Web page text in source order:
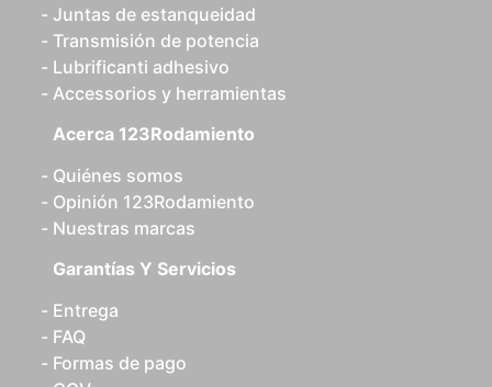
Juntas de estanqueidad
Transmisión de potencia
Lubrificanti adhesivo
Accessorios y herramientas
Acerca 123Rodamiento
Quiénes somos
Opinión 123Rodamiento
Nuestras marcas
Garantías Y Servicios
Entrega
FAQ
Formas de pago